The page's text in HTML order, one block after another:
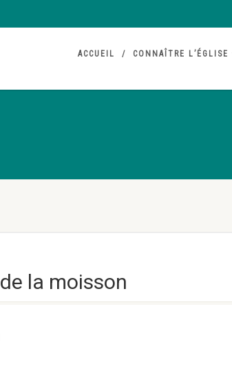
ACCUEIL CONNAÎTRE L’ÉGLISE
la moisson